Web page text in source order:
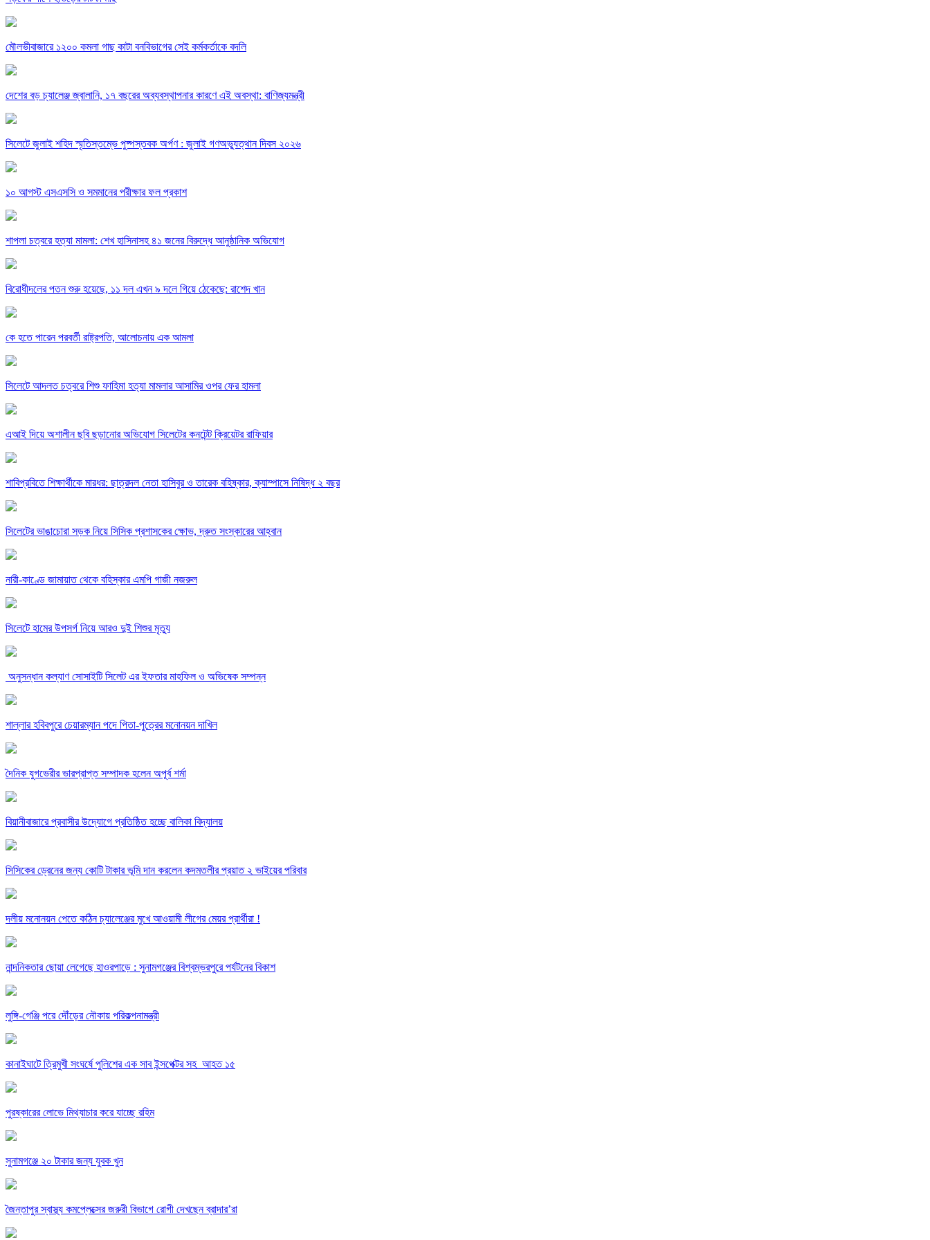
মৌলভীবাজারে ১২০০ কমলা গাছ কাটা বনবিভাগের সেই কর্মকর্তাকে বদলি
দেশের বড় চ্যালেঞ্জ জ্বালানি, ১৭ বছরের অব্যবস্থাপনার কারণে এই অবস্থা: বাণিজ্যমন্ত্রী
সিলেটে জুলাই শহিদ স্মৃতিস্তম্ভে পুষ্পস্তবক অর্পণ : জুলাই গণঅভ্যুত্থান দিবস ২০২৬
১০ আগস্ট এসএসসি ও সমমানের পরীক্ষার ফল প্রকাশ
শাপলা চত্বরে হত্যা মামলা: শেখ হাসিনাসহ ৪১ জনের বিরুদ্ধে আনুষ্ঠানিক অভিযোগ
বিরোধীদলের পতন শুরু হয়েছে, ১১ দল এখন ৯ দলে গিয়ে ঠেকেছে: রাশেদ খান
কে হতে পারেন পরবর্তী রাষ্ট্রপতি, আলোচনায় এক আমলা
সিলেটে আদলত চত্বরে শিশু ফাহিমা হত্যা মামলার আসামির ওপর ফের হামলা
এআই দিয়ে অশালীন ছবি ছড়ানোর অভিযোগ সিলেটের কনটেন্ট ক্রিয়েটর রাফিয়ার
শাবিপ্রবিতে শিক্ষার্থীকে মারধর: ছাত্রদল নেতা হাসিবুর ও তারেক বহিষ্কার, ক্যাম্পাসে নিষিদ্ধ ২ বছর
সিলেটের ভাঙাচোরা সড়ক নিয়ে সিসিক প্রশাসকের ক্ষোভ, দ্রুত সংস্কারের আহ্বান
নারী-কাণ্ডে জামায়াত থেকে বহিস্কার এমপি গাজী নজরুল
সিলেটে হামের উপসর্গ নিয়ে আরও দুই শিশুর মৃত্যু
অনুসন্ধান কল্যাণ সোসাইটি সিলেট এর ইফতার মাহফিল ও অভিষেক সম্পন্ন
শাল্লার হবিবপুরে চেয়ারম্যান পদে পিতা-পুত্রের মনোনয়ন দাখিল
দৈনিক যুগভেরীর ভারপ্রাপ্ত সম্পাদক হলেন অপূর্ব শর্মা
বিয়ানীবাজারে প্রবাসীর উদ্যোগে প্রতিষ্ঠিত হচ্ছে বালিকা বিদ্যালয়
সিসিকের ড্রেনের জন্য কোটি টাকার ভূমি দান করলেন কদমতলীর প্রয়াত ২ ভাইয়ের পরিবার
দলীয় মনোনয়ন পেতে কঠিন চ্যালেঞ্জের মুখে আওয়ামী লীগের মেয়র প্রার্থীরা !
নান্দনিকতার ছোয়া লেগেছে হাওরপাড়ে : সুনামগঞ্জের বিশ্বম্ভরপুরে পর্যটনের বিকাশ
লুঙ্গি-গেঞ্জি পরে দৌঁড়ের নৌকায় পরিকল্পনামন্ত্রী
কানাইঘাটে ত্রিমুখী সংঘর্ষে পুলিশের এক সাব ইন্সপেক্টর সহ আহত ১৫
পুরষ্কারের লোভে মিথ্যাচার করে যাচ্ছে রহিম
সুনামগঞ্জে ২০ টাকার জন্য যুবক খুন
জৈন্তাপুর স্বাস্থ্য কমপ্লেক্সের জরুরী বিভাগে রোগী দেখছেন ব্রাদার’রা